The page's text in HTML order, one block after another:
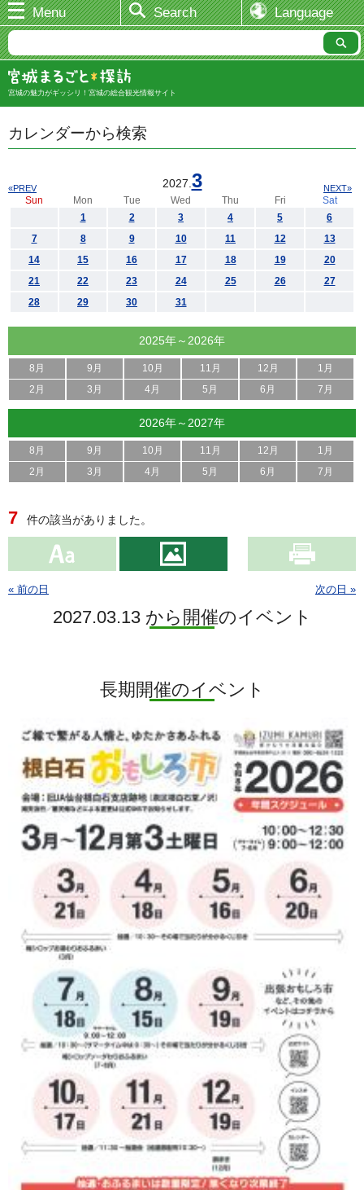
Menu Search Language
宮城の魅力がギッシリ！宮城の総合観光情報サイト
カレンダーから検索
2027. 3
«PREV NEXT»
Sun Mon Tue Wed Thu Fri
Sat
1
2 3 4 5
6
7
8 9 10 11 12
13
14
15 16 17 18 19
20
21
22 23 24 25 26
27
28
29 30 31
2025年～2026年
8月 9月 10月 11月 12月
1月
2月
3月 4月 5月 6月 7月
2026年～2027年
8月 9月 10月 11月 12月
1月
2月
3月 4月 5月 6月 7月
7 件の該当がありました。
« 前の日 次の日 »
2027.03.13 から開催のイベント
長期開催のイベント